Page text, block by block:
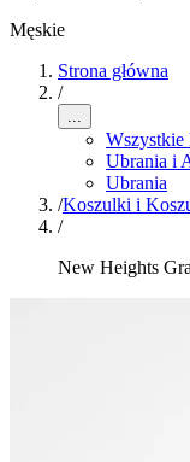
Męskie
Strona główna
/
...
Wszystkie
Ubrania i
Ubrania
/Koszulki i
/
New Heights